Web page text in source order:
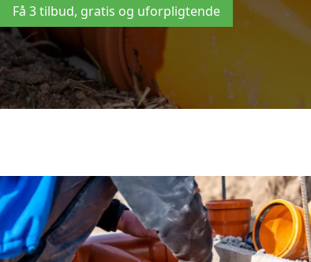
Få 3 tilbud, gratis og uforpligtende